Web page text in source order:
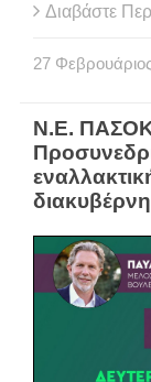
Διαβάστε
27 Φεβρουάριος
Ν.Ε. ΠΑΣΟΚ